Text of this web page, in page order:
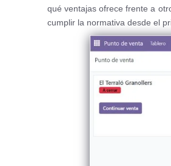
qué ventajas ofrece frente a
cumplir la normativa desde el